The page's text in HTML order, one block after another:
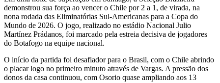
demonstrou sua força ao vencer o Chile por 2 a 1, de virada, na
nona rodada das Eliminatórias Sul-Americanas para a Copa do
Mundo de 2026. O jogo, realizado no estádio Nacional Julio
Martínez Prádanos, foi marcado pela estreia decisiva de jogadores
do Botafogo na equipe nacional.
O início da partida foi desafiador para o Brasil, com o Chile abrindo
o placar logo no primeiro minuto através de Vargas. A pressão dos
donos da casa continuou, com Osorio quase ampliando aos 13